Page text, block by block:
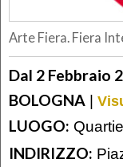
Arte Fiera. Fiera
Dal 2 Febbraio
BOLOGNA |
LUOGO:
INDIRIZZO: